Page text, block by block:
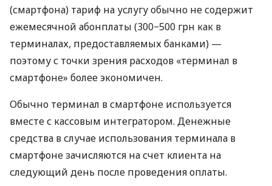
(смартфона) тариф на услугу обычно не содержит
ежемесячной абонплаты (300−500 грн как в
терминалах, предоставляемых банками) —
поэтому с точки зрения расходов «терминал в
смартфоне» более экономичен.
Обычно терминал в смартфоне используется
вместе с кассовым интегратором. Денежные
средства в случае использования терминала в
смартфоне зачисляются на счет клиента на
следующий день после проведения оплаты.